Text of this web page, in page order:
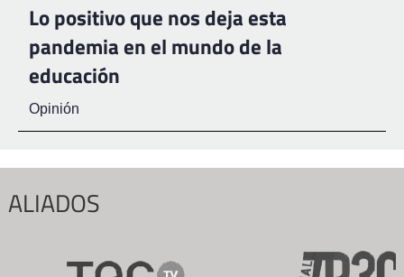
Lo positivo que nos deja esta
pandemia en el mundo de la
educación
Opinión
ALIADOS